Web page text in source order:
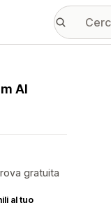
AI
gratuita
al tuo